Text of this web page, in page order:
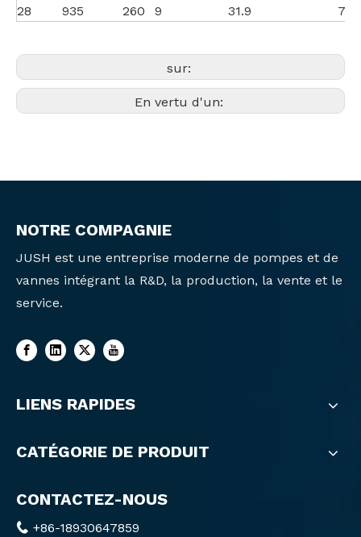
28
935 260
9
31.9
72
sur:
En vertu d'un:
NOTRE COMPAGNIE
JUSH est une entreprise moderne de pompes et de
vannes intégrant la R&D, la production, la vente et le
service.
LIENS RAPIDES
CATÉGORIE DE PRODUIT
CONTACTEZ-NOUS
 +86-18930647859